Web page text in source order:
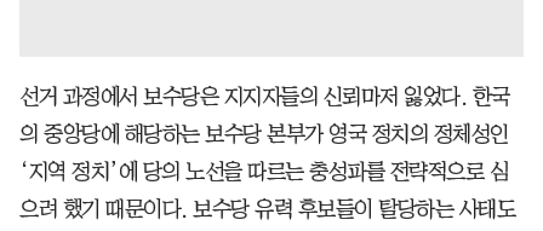
선거 과정에서 보수당은 지지자들의 신뢰마저 잃었다. 한국
의 중앙당에 해당하는 보수당 본부가 영국 정치의 정체성인
‘지역 정치’에 당의 노선을 따르는 충성파를 전략적으로 심
으려 했기 때문이다. 보수당 유력 후보들이 탈당하는 사태도